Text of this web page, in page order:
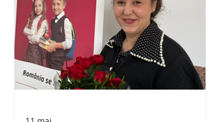
sunet: poc, poc, poc. Mingile sar mai
ceva ca atenția elevilor la final de
program. Se aude vocea
învățătoarei: Scoateți mingile pe
bănci. Adunați-le pe toate și haideți
să numărăm împreună.